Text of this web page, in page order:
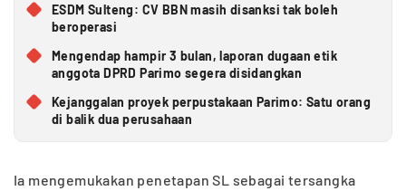
ESDM Sulteng: CV BBN masih disanksi tak boleh
beroperasi
Mengendap hampir 3 bulan, laporan dugaan etik
anggota DPRD Parimo segera disidangkan
Kejanggalan proyek perpustakaan Parimo: Satu orang
di balik dua perusahaan
Ia mengemukakan penetapan SL sebagai tersangka